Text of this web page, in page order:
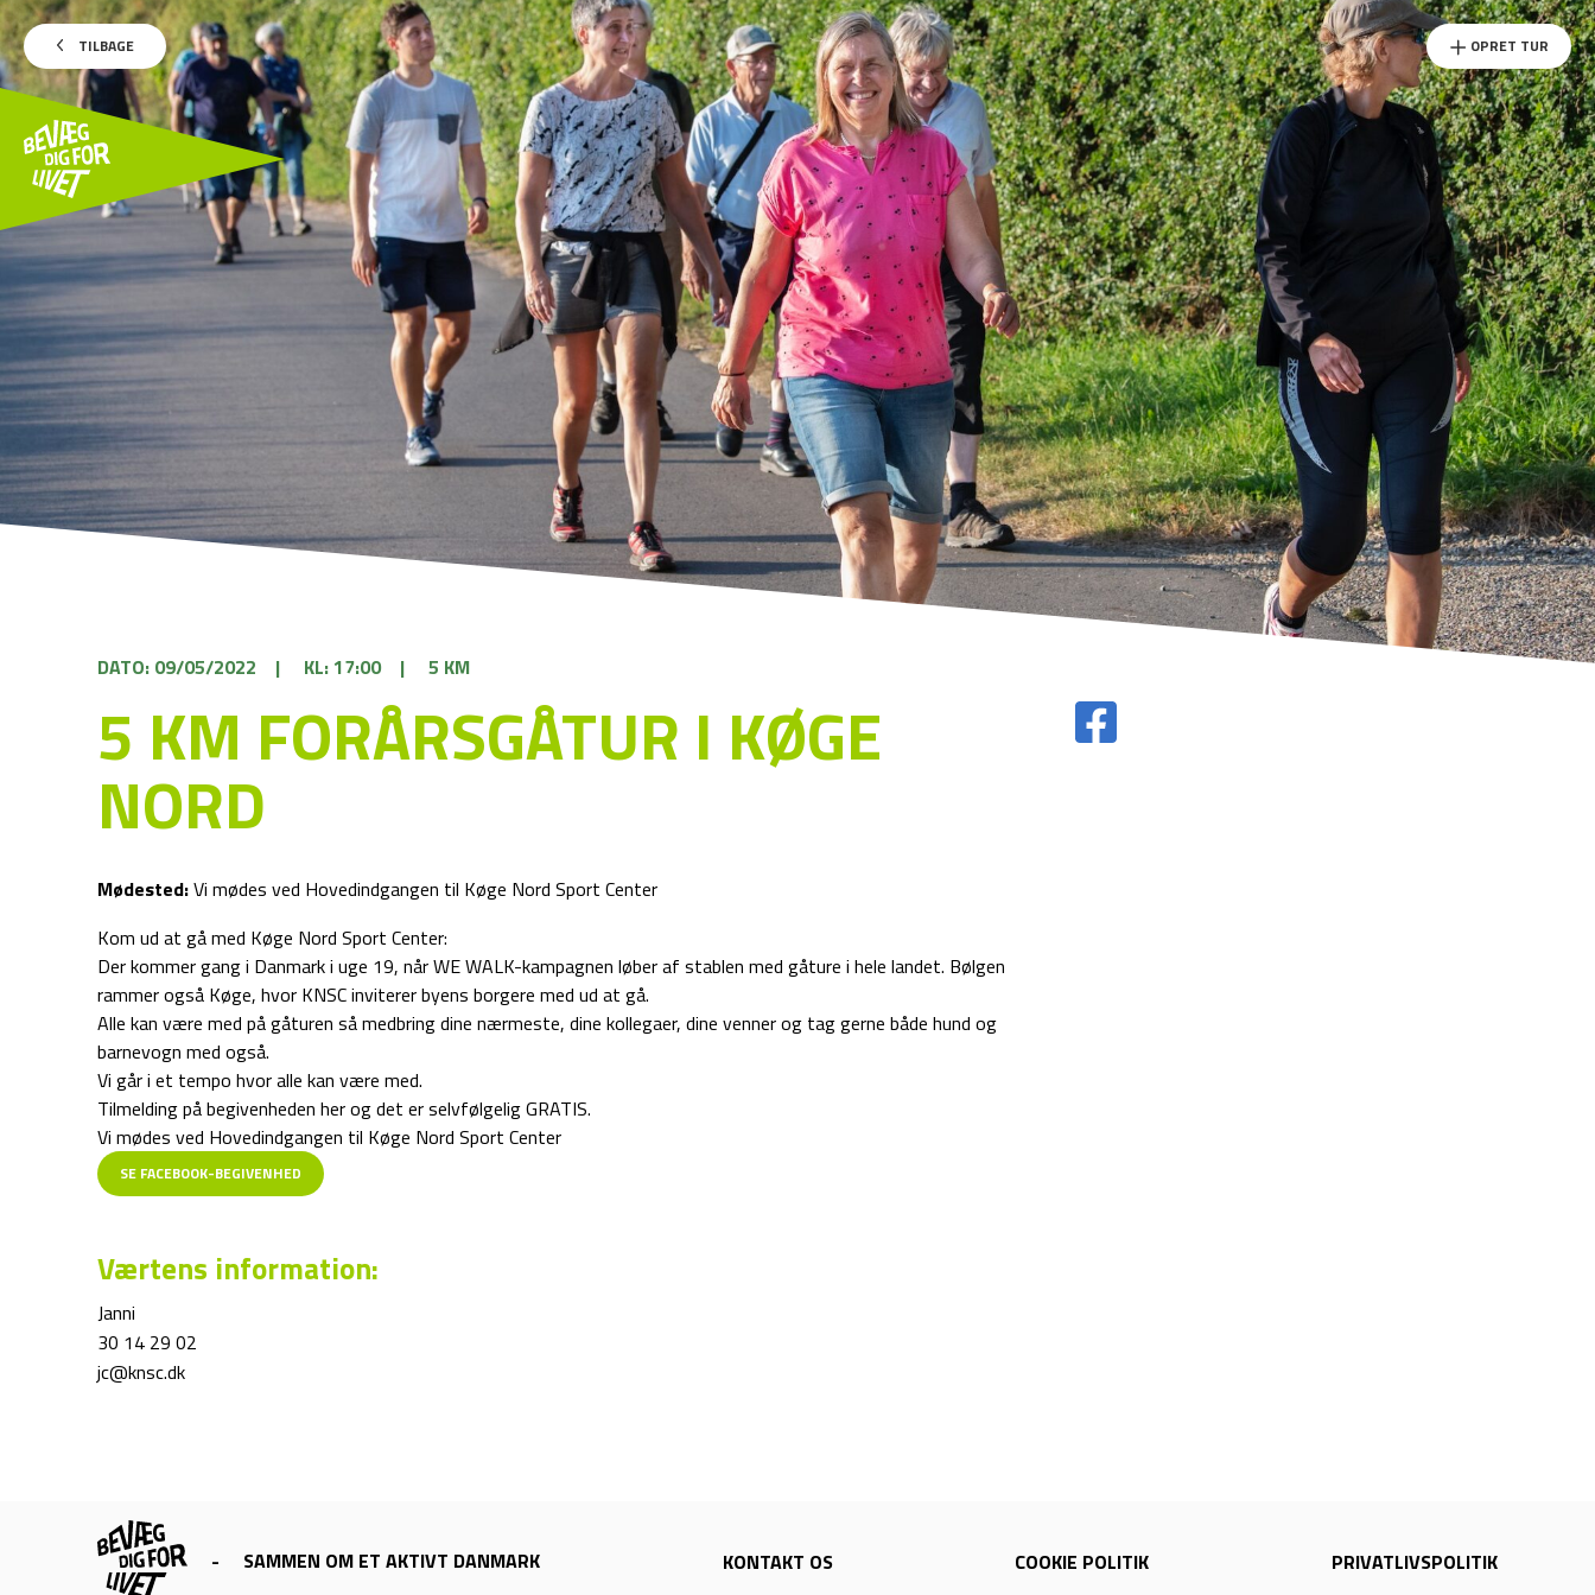
TILBAGE OPRET TUR
DATO: 09/05/2022 | KL: 17:00 | 5 KM
5 KM FORÅRSGÅTUR I KØGE
NORD
Mødested:Vi mødes ved Hovedindgangen til Køge Nord Sport Center
Kom ud at gå med Køge Nord Sport Center:
Der kommer gang i Danmark i uge 19, når WE WALK-kampagnen løber af stablen med gåture i hele landet. Bølgen
rammer også Køge, hvor KNSC inviterer byens borgere med ud at gå.
Alle kan være med på gåturen så medbring dine nærmeste, dine kollegaer, dine venner og tag gerne både hund og
barnevogn med også.
Vi går i et tempo hvor alle kan være med.
Tilmelding på begivenheden her og det er selvfølgelig GRATIS.
Vi mødes ved Hovedindgangen til Køge Nord Sport Center
SE FACEBOOK-BEGIVENHED
Værtens information:
Janni
30 14 29 02
jc@knsc.dk
- SAMMEN OM ET AKTIVT DANMARK KONTAKT OS COOKIE POLITIK PRIVATLIVSPOLITIK